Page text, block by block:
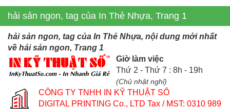
hải sản ngon, tag của In Thẻ Nhựa, Trang 1
hải sản ngon, tag của In Thẻ Nhựa, nội dung mới nhất
về hải sản ngon, Trang 1
Giờ làm việc
Thứ 2 - Thứ 7 : 8h - 19h
(Chủ nhật nghỉ)
CÔNG TY TNHH IN KỸ THUẬT SỐ
DIGITAL PRINTING Co., LTD Tax / MST: 0310 989